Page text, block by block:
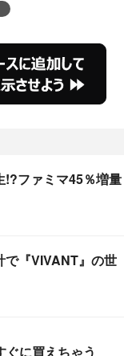
!?ファミマ45％増量
で『VIVANT』の世
ぐに買えちゃう